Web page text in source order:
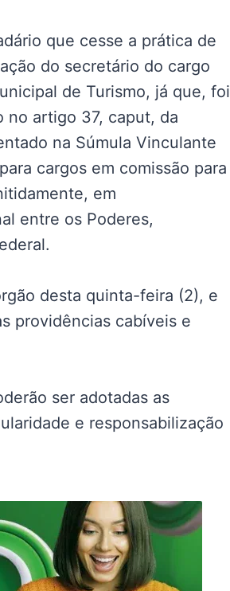
que cesse a prática de
do secretário do cargo
de Turismo, já que, foi
no artigo 37, caput, da
na Súmula Vinculante
cargos em comissão para
em
entre os Poderes,
desta quinta-feira (2), e
providências cabíveis e
ser adotadas as
e responsabilização